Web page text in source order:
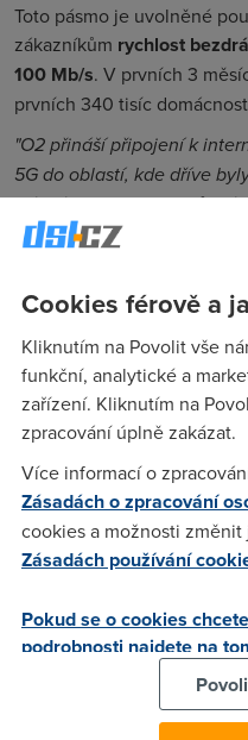
Toto pásmo je uvolněné
zákazníkům rychlost
100 Mb/s. V prvních 3
prvních 340 tisíc
"O2 přináší připojení k
5G do oblastí, kde dříve
místních poskytovatelů.
vyhrazenou samostatnou
se videave večerních
popisuje ředitel
O2 internet je dostupný po
Olomoucku, Pardubicku,
to i mimo velká města.
novostaveb, kde byste
tady si budou moct dopřát
sledování IPTV od O2.
Ověřte si tedy rychlost
Rychlost
Pokud máte doma pomalý
Cookies férově a
Kliknutím na Povolit vše
funkční, analytické a
zařízení. Kliknutím na
zpracování úplně zakázat.
Více informací o
Zásadách o zpracování
cookies a možnosti
Zásadách používání
Pokud se o cookies
podrobnosti najdete na